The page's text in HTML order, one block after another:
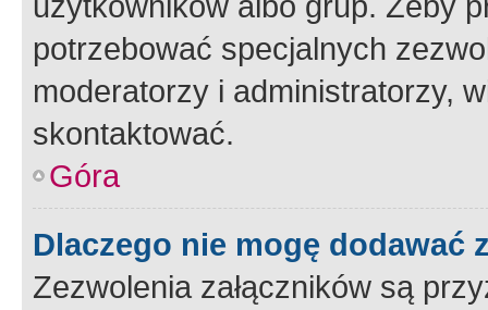
potrzebować specjalnych
moderatorzy i administratorzy,
skontaktować.
Góra
Dlaczego nie mogę dodawać
Zezwolenia załączników są